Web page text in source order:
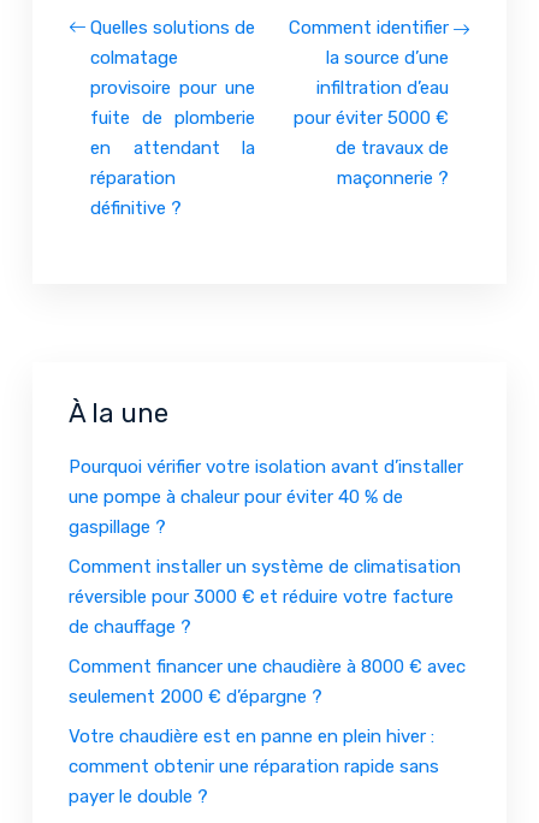
Quelles solutions de
colmatage
provisoire pour une
fuite de plomberie
en attendant la
réparation
définitive ?
Comment identifier
la source d’une
infiltration d’eau
pour éviter 5000 €
de travaux de
maçonnerie ?
À la une
Pourquoi vérifier votre isolation avant d’installer
une pompe à chaleur pour éviter 40 % de
gaspillage ?
Comment installer un système de climatisation
réversible pour 3000 € et réduire votre facture
de chauffage ?
Comment financer une chaudière à 8000 € avec
seulement 2000 € d’épargne ?
Votre chaudière est en panne en plein hiver :
comment obtenir une réparation rapide sans
payer le double ?